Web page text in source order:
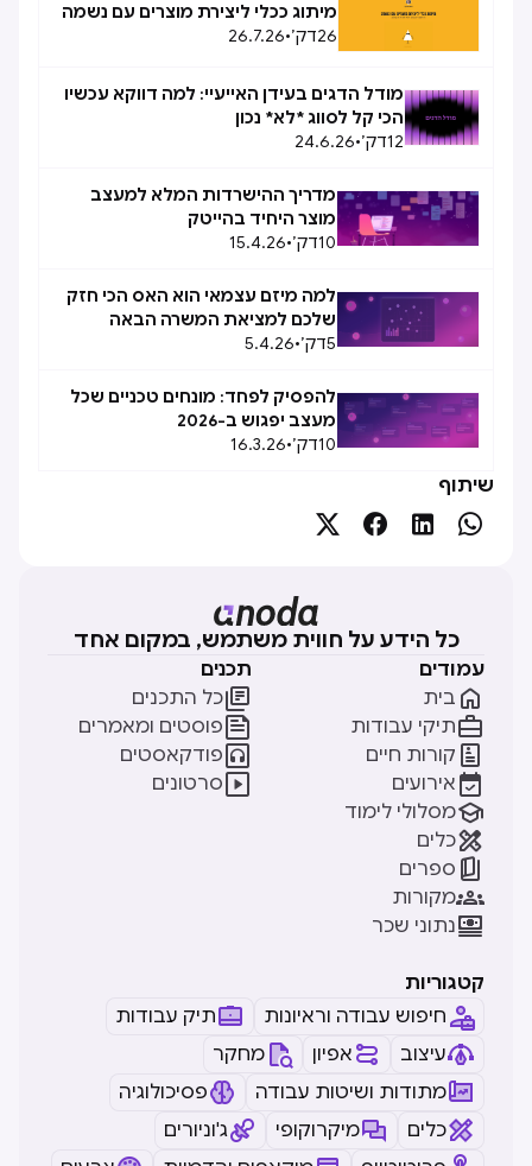
מיתוג ככלי ליצירת מוצרים עם נשמה
26דק׳•
26.7.26
מודל הדגים בעידן האייעיי: למה דווקא עכשיו
הכי קל לסווג *לא* נכון
12דק׳•
24.6.26
מדריך ההישרדות המלא למעצב
מוצר היחיד בהייטק
10דק׳•
15.4.26
למה מיזם עצמאי הוא האס הכי חזק
שלכם למציאת המשרה הבאה
5דק׳•
5.4.26
להפסיק לפחד: מונחים טכניים שכל
מעצב יפגוש ב-2026
10דק׳•
16.3.26
שיתוף




כל הידע על חווית משתמש, במקום אחד
עמודים
בית 
תיקי עבודות
קורות חיים 
אירועים 
מסלולי לימוד
כלים
ספרים 
מקורות
נתוני שכר
תכנים
כל התכנים
פוסטים ומאמרים
פודקאסטים
סרטונים
קטגוריות
חיפוש עבודה וראיונות
תיק עבודות
עיצוב
אפיון
מחקר
מתודות ושיטות עבודה
פסיכולוגיה
כלים
מיקרוקופי
ג'וניורים